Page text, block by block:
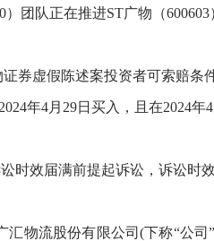
团队正在推进ST广物 （600603
证券虚假陈述案投资者可索赔条
年4月29日买入，且在2024
时效届满前提起诉讼，诉讼时
汇物流股份有限公司(下称“公司